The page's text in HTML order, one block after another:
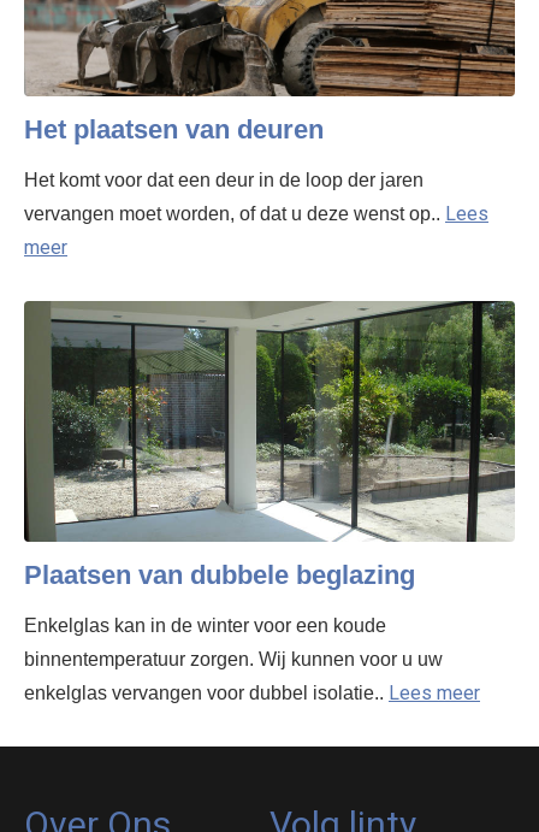
Het plaatsen van deuren
Het komt voor dat een deur in de loop der jaren
vervangen moet worden, of dat u deze wenst op.. Lees
meer
Plaatsen van dubbele beglazing
Enkelglas kan in de winter voor een koude
binnentemperatuur zorgen. Wij kunnen voor u uw
enkelglas vervangen voor dubbel isolatie.. Lees meer